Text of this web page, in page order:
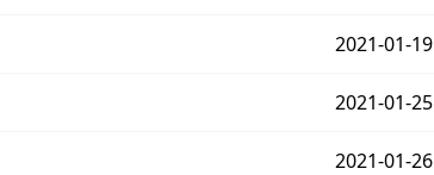
2021-01-19
2021-01-25
2021-01-26